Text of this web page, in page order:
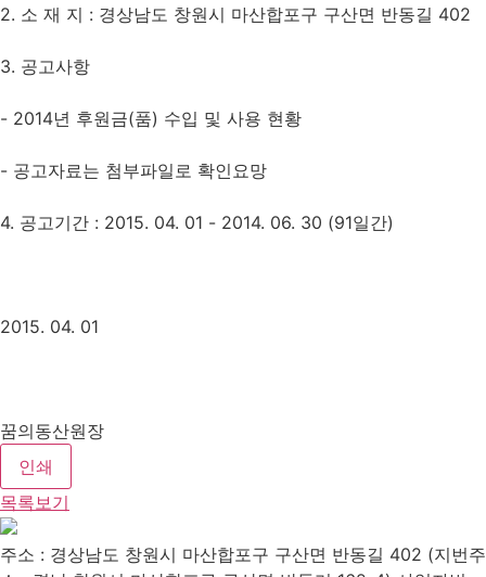
2. 소 재 지 : 경상남도 창원시 마산합포구 구산면 반동길 402
3. 공고사항
- 2014년 후원금(품) 수입 및 사용 현황
- 공고자료는 첨부파일로 확인요망
4. 공고기간 : 2015. 04. 01 - 2014. 06. 30 (91일간)
2015. 04. 01
꿈의동산원장
인쇄
목록보기
주소 : 경상남도 창원시 마산합포구 구산면 반동길 402 (지번주